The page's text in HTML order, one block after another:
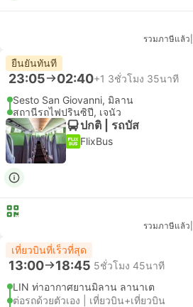
รวมภาษีแล้ว
ยืนยันทันที
23:05 02:40+1 3ชั่วโมง 35นาที
Sesto San Giovanni, มิลาน
สถานีรถไฟปรินซิปี, เจนัว
ปกติ | รถบัส
FlixBus
รวมภาษีแล้ว
เที่ยวบินที่เร็วที่สุด
13:00 18:45 5ชั่วโมง 45นาที
LIN ท่าอากาศยานมิลาน ลานาเต
ต่อรถด้วยตัวเอง | เที่ยวบิน+เที่ยวบิน